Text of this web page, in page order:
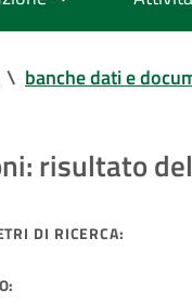
\ banche dati e
risultato
DI RICERCA: